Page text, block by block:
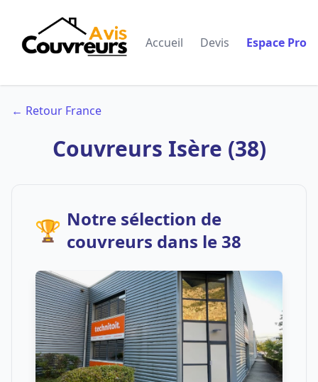
Accueil Devis Espace Pro
← Retour France
Couvreurs Isère (38)
🏆 Notre sélection de
couvreurs dans le 38